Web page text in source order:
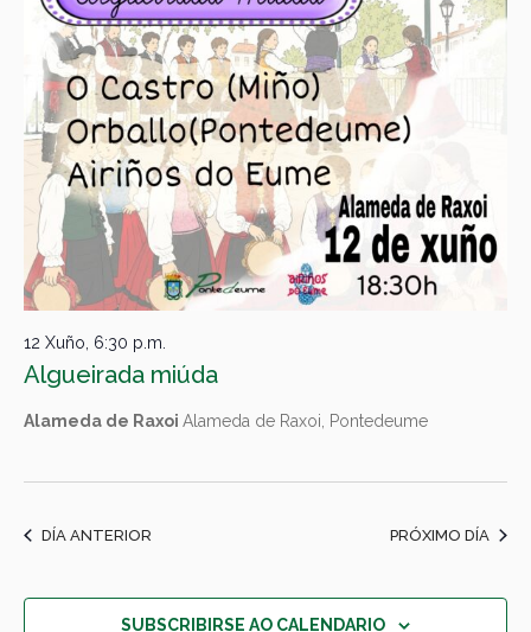
Algueirada miúda
12 Xuño, 6:30 p.m.
Alameda de Raxoi Alameda de Raxoi, Pontedeume
DÍA ANTERIOR PRÓXIMO DÍA
SUBSCRIBIRSE AO CALENDARIO